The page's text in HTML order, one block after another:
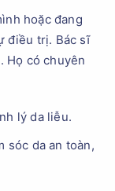
hoặc đang
điều trị. Bác sĩ
Họ có chuyên
lý da liễu.
sóc da an toàn,